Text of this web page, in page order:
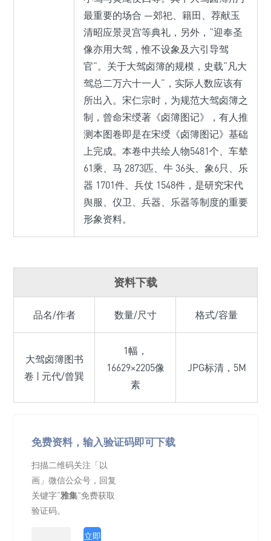
最重要的场合 —郊祀、籍田、荐献玉
清昭应景灵宫等典礼，另外，“迎奉圣
像亦用大驾，惟不设象及六引导驾
官”。关于大驾卤簿的规模，史载“凡大
驾总二万六十一人”，实际人数应该有
所出入。宋仁宗时，为规范大驾卤簿之
制，曾命宋绶著《卤簿图记》，有人推
测本图卷即是在宋绶《卤簿图记》基础
上完成。本卷中共绘人物5481个、车辇
61乘、马 2873匹、牛 36头、象6只、乐
器 1701件、兵仗 1548件，是研究宋代
舆服、仪卫、兵器、乐器等制度的重要
形象资料。
资料下载
品名/作者 数量/尺寸 格式/容量
大驾卤簿图书
卷 | 元代/曾巽
1幅，
16629×2205像
素
JPG标清，5M
免费资料，输入验证码即可下载
扫描二维码关注「以
画」微信公众号，回复
关键字“雅集”免费获取
验证码。
立即